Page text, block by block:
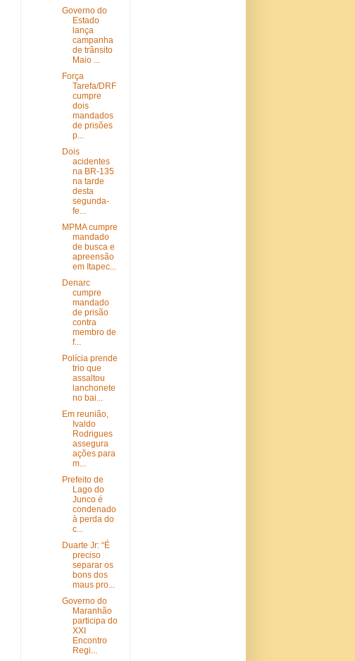
Governo do
Estado
lança
campanha
de trânsito
Maio ...
Força
Tarefa/DRF
cumpre
dois
mandados
de prisões
p...
Dois
acidentes
na BR-135
na tarde
desta
segunda-
fe...
MPMA cumpre
mandado
de busca e
apreensão
em Itapec...
Denarc
cumpre
mandado
de prisão
contra
membro de
f...
Polícia prende
trio que
assaltou
lanchonete
no bai...
Em reunião,
Ivaldo
Rodrigues
assegura
ações para
m...
Prefeito de
Lago do
Junco é
condenado
à perda do
c...
Duarte Jr: “É
preciso
separar os
bons dos
maus pro...
Governo do
Maranhão
participa do
XXI
Encontro
Regi...